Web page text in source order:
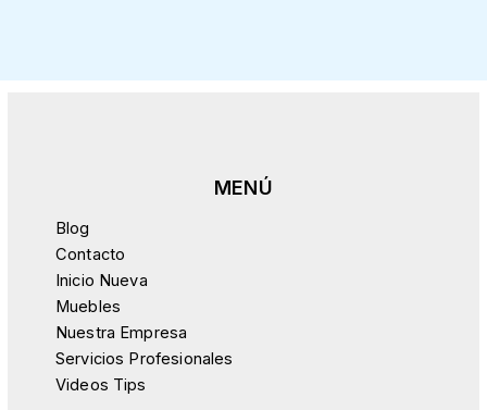
Blog
Contacto
Inicio Nueva
Muebles
Nuestra Empresa
Servicios Profesionales
Videos Tips